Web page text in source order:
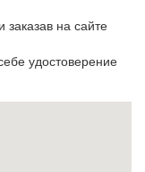
заказав на сайте
удостоверение